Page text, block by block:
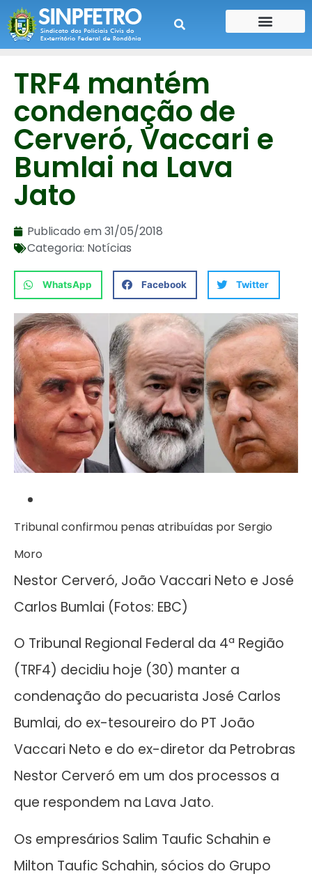
TRF4 mantém
condenação de
Cerveró, Vaccari e
Bumlai na Lava
Jato
Publicado em31/05/2018
Categoria: Notícias
WhatsApp Facebook Twitter
Tribunal confirmou penas atribuídas por Sergio
Moro
Nestor Cerveró, João Vaccari Neto e José
Carlos Bumlai (Fotos: EBC)
O Tribunal Regional Federal da 4ª Região
(TRF4) decidiu hoje (30) manter a
condenação do pecuarista José Carlos
Bumlai, do ex-tesoureiro do PT João
Vaccari Neto e do ex-diretor da Petrobras
Nestor Cerveró em um dos processos a
que respondem na Lava Jato.
Os empresários Salim Taufic Schahin e
Milton Taufic Schahin, sócios do Grupo